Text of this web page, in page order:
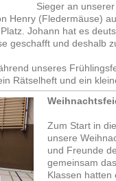
Sieger an
Henry (Fledermäuse)
Johann hat es
geschafft und deshalb
unseres
Rätselheft und ein
Zum Start in
unsere
und Freunde
gemeinsam
Klassen hatten